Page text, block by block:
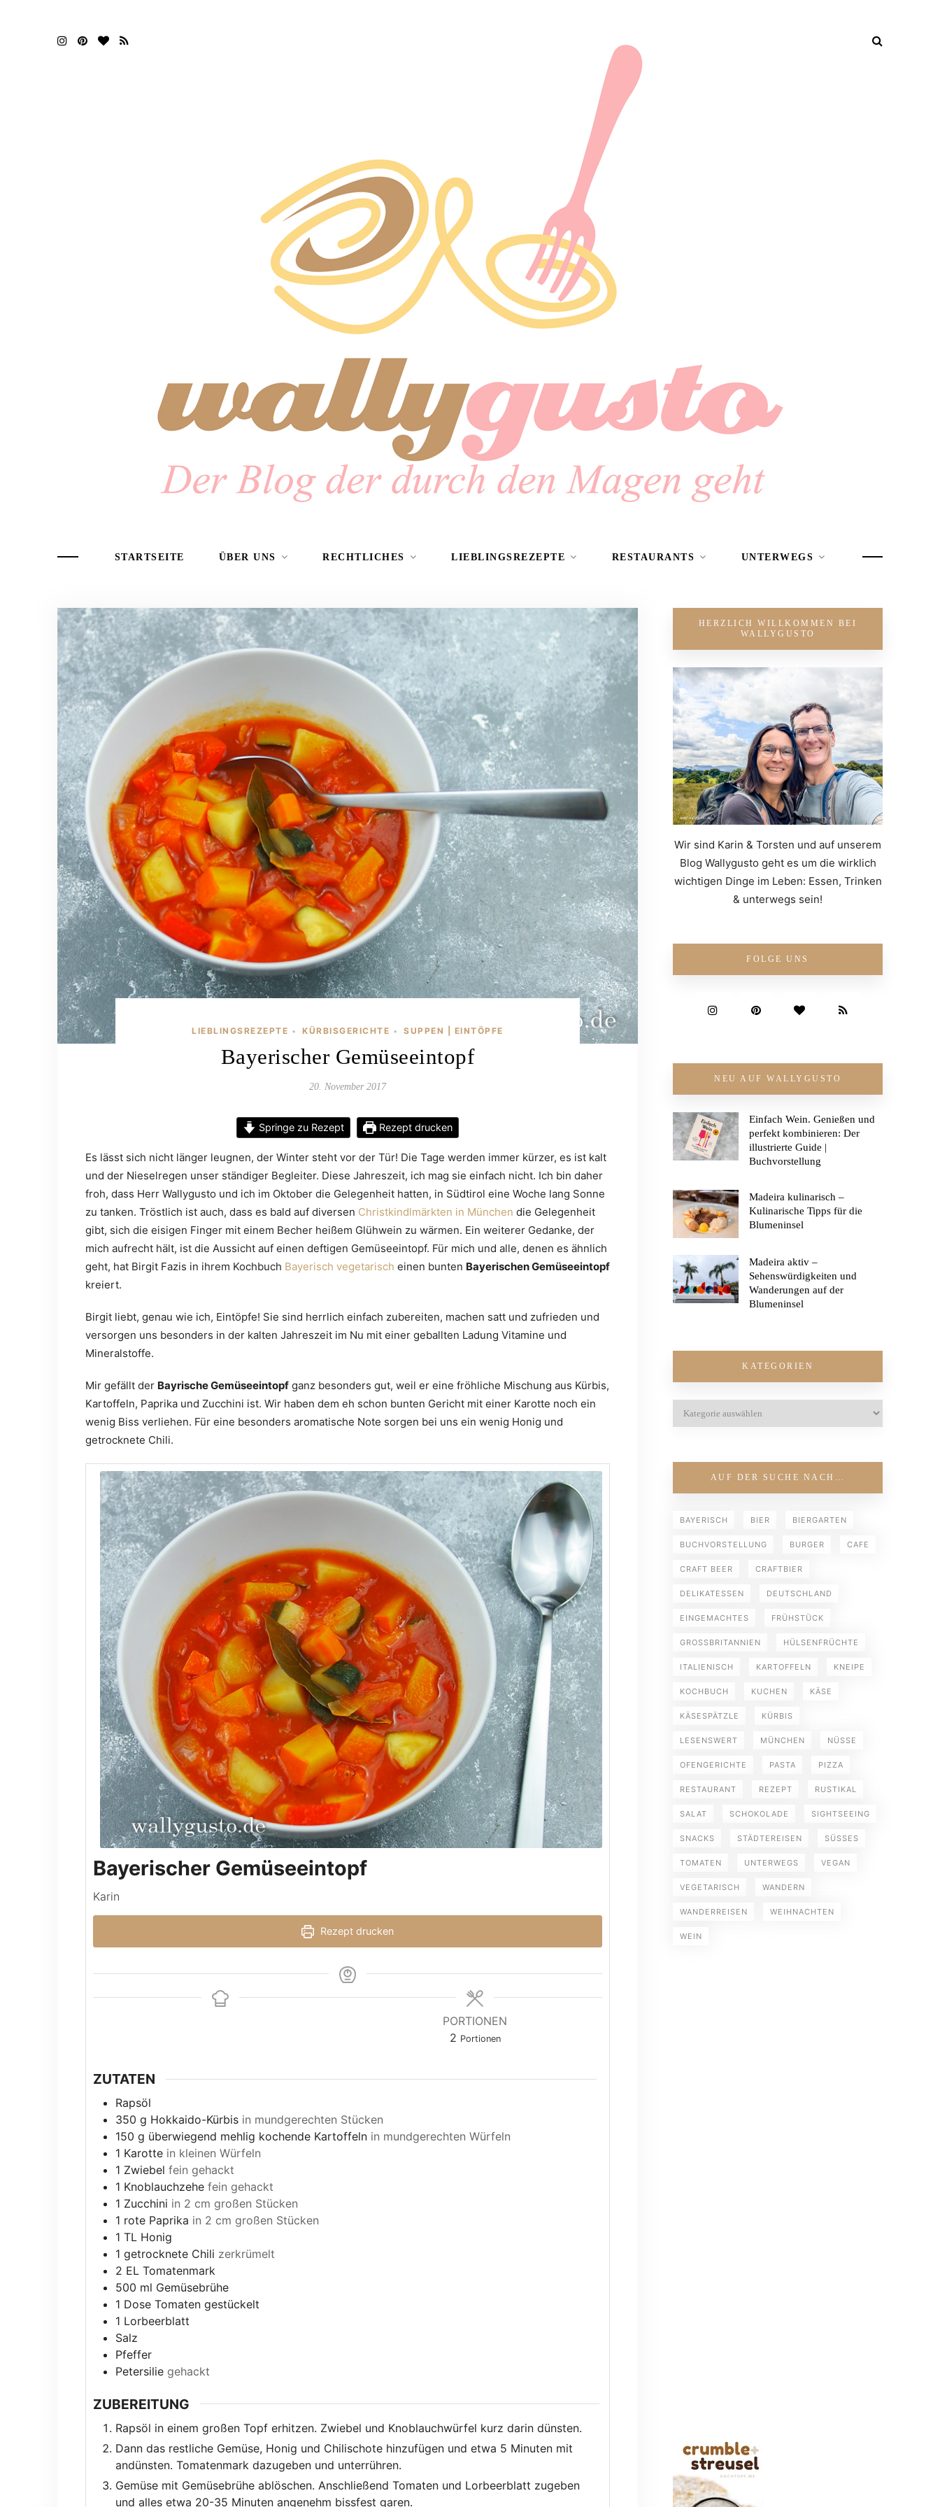
STARTSEITE ÜBER UNS RECHTLICHES LIEBLINGSREZEPTE RESTAURANTS UNTERWEGS
LIEBLINGSREZEPTE • KÜRBISGERICHTE • SUPPEN | EINTÖPFE
Bayerischer Gemüseeintopf
20. November 2017
Springe zu Rezept Rezept drucken
Es lässt sich nicht länger leugnen, der Winter steht vor der Tür! Die Tage werden immer kürzer, es ist kalt
und der Nieselregen unser ständiger Begleiter. Diese Jahreszeit, ich mag sie einfach nicht. Ich bin daher
froh, dass Herr Wallygusto und ich im Oktober die Gelegenheit hatten, in Südtirol eine Woche lang Sonne
zu tanken. Tröstlich ist auch, dass es bald auf diversen Christkindlmärkten in München die Gelegenheit
gibt, sich die eisigen Finger mit einem Becher heißem Glühwein zu wärmen. Ein weiterer Gedanke, der
mich aufrecht hält, ist die Aussicht auf einen deftigen Gemüseeintopf. Für mich und alle, denen es ähnlich
geht, hat Birgit Fazis in ihrem Kochbuch Bayerisch vegetarisch einen bunten Bayerischen Gemüseeintopf
kreiert.
Birgit liebt, genau wie ich, Eintöpfe! Sie sind herrlich einfach zubereiten, machen satt und zufrieden und
versorgen uns besonders in der kalten Jahreszeit im Nu mit einer geballten Ladung Vitamine und
Mineralstoffe.
Mir gefällt der Bayrische Gemüseeintopf ganz besonders gut, weil er eine fröhliche Mischung aus Kürbis,
Kartoffeln, Paprika und Zucchini ist. Wir haben dem eh schon bunten Gericht mit einer Karotte noch ein
wenig Biss verliehen. Für eine besonders aromatische Note sorgen bei uns ein wenig Honig und
getrocknete Chili.
Bayerischer Gemüseeintopf
Karin
Rezept drucken
PORTIONEN
2 Portionen
ZUTATEN
Rapsöl
350 g Hokkaido-Kürbis in mundgerechten Stücken
150 g überwiegend mehlig kochende Kartoffeln in mundgerechten Würfeln
1 Karotte in kleinen Würfeln
1 Zwiebel fein gehackt
1 Knoblauchzehe fein gehackt
1 Zucchini in 2 cm großen Stücken
1 rote Paprika in 2 cm großen Stücken
1 TL Honig
1 getrocknete Chili zerkrümelt
2 EL Tomatenmark
500 ml Gemüsebrühe
1 Dose Tomaten gestückelt
1 Lorbeerblatt
Salz
Pfeffer
Petersilie gehackt
ZUBEREITUNG
Rapsöl in einem großen Topf erhitzen. Zwiebel und Knoblauchwürfel kurz darin dünsten.
Dann das restliche Gemüse, Honig und Chilischote hinzufügen und etwa 5 Minuten mit
andünsten. Tomatenmark dazugeben und unterrühren.
Gemüse mit Gemüsebrühe ablöschen. Anschließend Tomaten und Lorbeerblatt zugeben
und alles etwa 20-35 Minuten angenehm bissfest garen.
HERZLICH WILLKOMMEN BEI
WALLYGUSTO
Wir sind Karin & Torsten und auf unserem
Blog Wallygusto geht es um die wirklich
wichtigen Dinge im Leben: Essen, Trinken
& unterwegs sein!
FOLGE UNS
NEU AUF WALLYGUSTO
Einfach Wein. Genießen und
perfekt kombinieren: Der
illustrierte Guide |
Buchvorstellung
Madeira kulinarisch –
Kulinarische Tipps für die
Blumeninsel
Madeira aktiv –
Sehenswürdigkeiten und
Wanderungen auf der
Blumeninsel
KATEGORIEN
AUF DER SUCHE NACH…
BAYERISCH BIER BIERGARTEN
BUCHVORSTELLUNG BURGER CAFE
CRAFT BEER CRAFTBIER
DELIKATESSEN DEUTSCHLAND
EINGEMACHTES FRÜHSTÜCK
GROSSBRITANNIEN HÜLSENFRÜCHTE
ITALIENISCH KARTOFFELN KNEIPE
KOCHBUCH KUCHEN KÄSE
KÄSESPÄTZLE KÜRBIS
LESENSWERT MÜNCHEN NÜSSE
OFENGERICHTE PASTA PIZZA
RESTAURANT REZEPT RUSTIKAL
SALAT SCHOKOLADE SIGHTSEEING
SNACKS STÄDTEREISEN SÜSSES
TOMATEN UNTERWEGS VEGAN
VEGETARISCH WANDERN
WANDERREISEN WEIHNACHTEN
WEIN